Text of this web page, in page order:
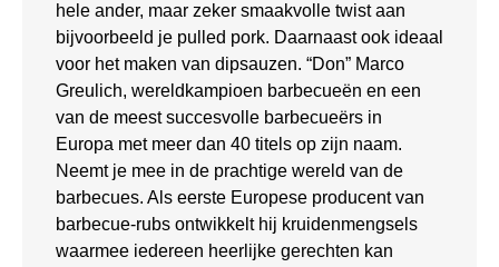
hele ander, maar zeker smaakvolle twist aan
bijvoorbeeld je pulled pork. Daarnaast ook ideaal
voor het maken van dipsauzen. “Don” Marco
Greulich, wereldkampioen barbecueën en een
van de meest succesvolle barbecueërs in
Europa met meer dan 40 titels op zijn naam.
Neemt je mee in de prachtige wereld van de
barbecues. Als eerste Europese producent van
barbecue-rubs ontwikkelt hij kruidenmengsels
waarmee iedereen heerlijke gerechten kan